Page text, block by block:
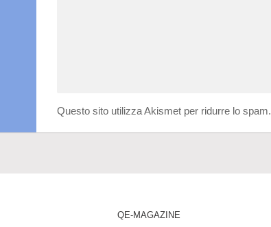
Questo sito utilizza Akismet per ridurre lo spam.
QE-MAGAZINE